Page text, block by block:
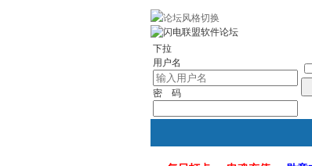
下拉
用户名
密 码